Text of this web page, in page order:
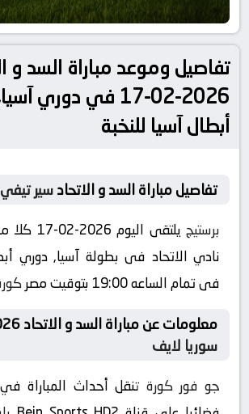
تفاصيل وموعد مباراة السد و
2026-02-17 في دوري
أبطال آسيا للنخبة
تفاصيل مباراة السد و الاتحادسير تيفي
برستيج
يلتقى
نادي الاتحاد فى بطولة آسيا, دوري
فى تمام الساعه 19:00 بتوقيت مصر
معلومات عن مباراة السد و الاتحاد 2026-02-17
سوريا لايف
جو فور كورة تنقل أحداث المباراة